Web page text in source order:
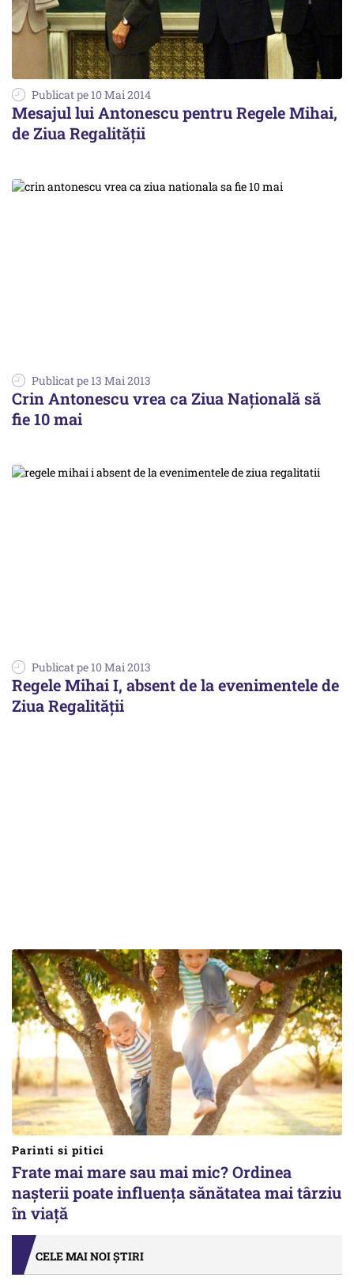
Publicat pe 10 Mai 2014
Mesajul lui Antonescu pentru Regele Mihai,
de Ziua Regalității
Publicat pe 13 Mai 2013
Crin Antonescu vrea ca Ziua Naţională să
fie 10 mai
Publicat pe 10 Mai 2013
Regele Mihai I, absent de la evenimentele de
Ziua Regalității
Parinti si pitici
Frate mai mare sau mai mic? Ordinea
nașterii poate influența sănătatea mai târziu
în viață
CELE MAI NOI ȘTIRI